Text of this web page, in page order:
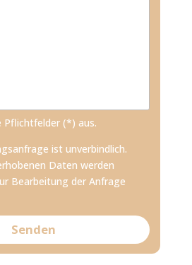
Pflichtfelder (*) aus.
ist unverbindlich.
Daten werden
Bearbeitung der Anfrage